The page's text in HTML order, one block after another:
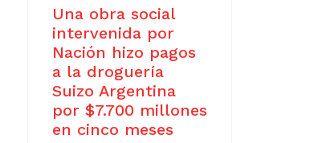
Una obra social
intervenida por
Nación hizo pagos
a la droguería
Suizo Argentina
por $7.700 millones
en cinco meses